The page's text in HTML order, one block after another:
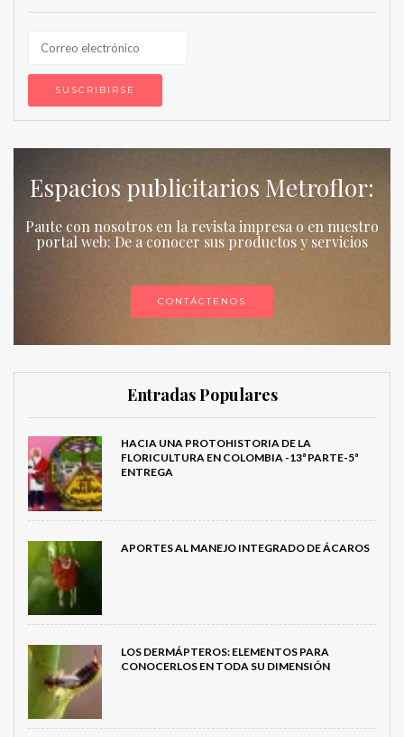
Espacios publicitarios Metroflor:
Paute con nosotros en la revista impresa o en nuestro
portal web: De a conocer sus productos y servicios
CONTÁCTENOS
Entradas Populares
HACIA UNA PROTOHISTORIA DE LA
FLORICULTURA EN COLOMBIA -13ª PARTE-5ª
ENTREGA
APORTES AL MANEJO INTEGRADO DE ÁCAROS
LOS DERMÁPTEROS: ELEMENTOS PARA
CONOCERLOS EN TODA SU DIMENSIÓN